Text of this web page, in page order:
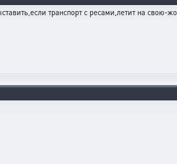
транспорт с ресами,летит на свою-